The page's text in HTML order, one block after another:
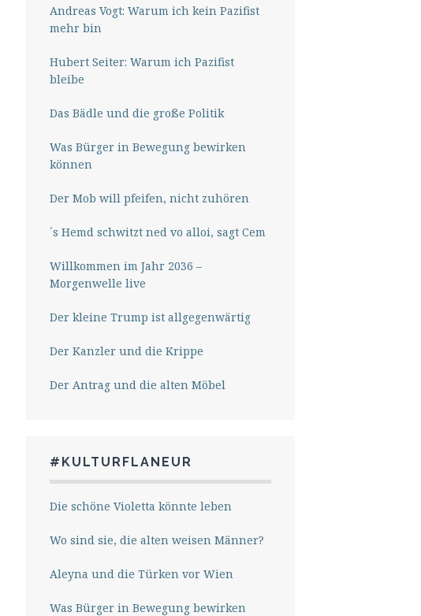
Andreas Vogt: Warum ich kein Pazifist
mehr bin
Hubert Seiter: Warum ich Pazifist
bleibe
Das Bädle und die große Politik
Was Bürger in Bewegung bewirken
können
Der Mob will pfeifen, nicht zuhören
´s Hemd schwitzt ned vo alloi, sagt Cem
Willkommen im Jahr 2036 –
Morgenwelle live
Der kleine Trump ist allgegenwärtig
Der Kanzler und die Krippe
Der Antrag und die alten Möbel
#KULTURFLANEUR
Die schöne Violetta könnte leben
Wo sind sie, die alten weisen Männer?
Aleyna und die Türken vor Wien
Was Bürger in Bewegung bewirken